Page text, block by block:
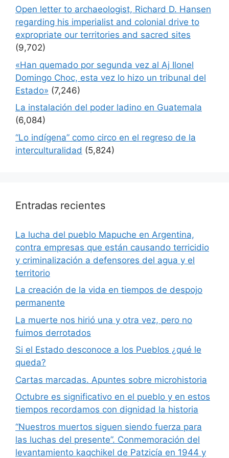
Open letter to archaeologist, Richard D. Hansen
regarding his imperialist and colonial drive to
expropriate our territories and sacred sites
(9,702)
«Han quemado por segunda vez al Aj Ilonel
Domingo Choc, esta vez lo hizo un tribunal del
Estado» (7,246)
La instalación del poder ladino en Guatemala
(6,084)
“Lo indígena” como circo en el regreso de la
interculturalidad (5,824)
Entradas recientes
La lucha del pueblo Mapuche en Argentina,
contra empresas que están causando terricidio
y criminalización a defensores del agua y el
territorio
La creación de la vida en tiempos de despojo
permanente
La muerte nos hirió una y otra vez, pero no
fuimos derrotados
Si el Estado desconoce a los Pueblos ¿qué le
queda?
Cartas marcadas. Apuntes sobre microhistoria
Octubre es significativo en el pueblo y en estos
tiempos recordamos con dignidad la historia
“Nuestros muertos siguen siendo fuerza para
las luchas del presente”. Conmemoración del
levantamiento kaqchikel de Patzicía en 1944 y